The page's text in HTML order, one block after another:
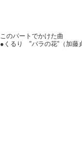
このパートでかけた曲
●くるり "バラの花"（加藤